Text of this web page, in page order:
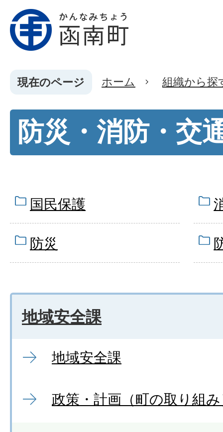
現在のページ ホーム 組織から探
防災・消防・交
国民保護
防災
地域安全課
地域安全課
政策・計画（町の取り組